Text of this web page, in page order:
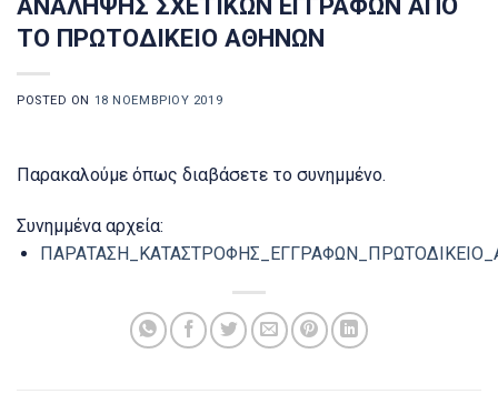
ΑΝΑΛΗΨΗΣ ΣΧΕΤΙΚΩΝ ΕΓΓΡΑΦΩΝ ΑΠΟ
ΤΟ ΠΡΩΤΟΔΙΚΕΙΟ ΑΘΗΝΩΝ
POSTED ON 18 ΝΟΕΜΒΡΊΟΥ 2019
Παρακαλούμε όπως διαβάσετε το συνημμένο.
Συνημμένα αρχεία: